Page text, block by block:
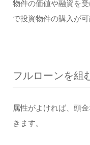
物件の価値や融資を
で投資物件の購入が可
フルローンを組
属性がよければ、頭
きます。